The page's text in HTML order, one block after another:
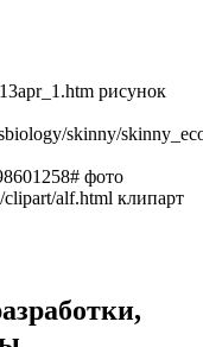
рисунок
skinny/
фото
alf.html клипарт